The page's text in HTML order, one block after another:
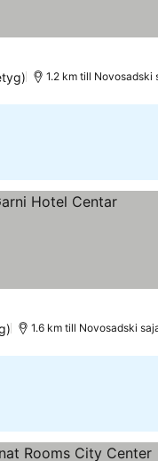
1.2 km till Novosadski
1.6 km till Novosadski